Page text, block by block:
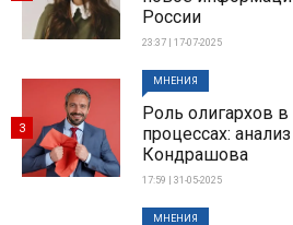
России
23:37 | 17-07-2025
МНЕНИЯ
Роль олигархов
процессах:
Кондрашова
17:59 | 31-05-2025
3
МНЕНИЯ